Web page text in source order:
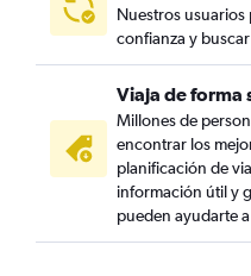
Nuestros
confianza y
Viaja de forma
Millones de
encontrar los
planificación de
información útil y
pueden ayudarte